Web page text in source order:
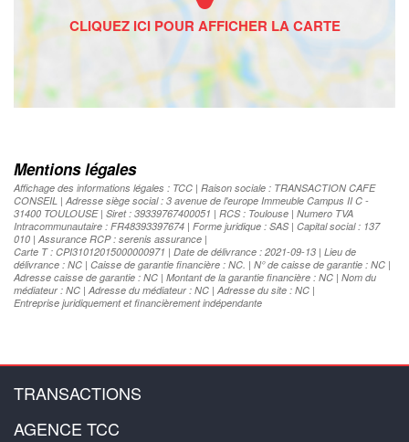
Mentions légales
Affichage des informations légales : TCC | Raison sociale : TRANSACTION CAFE
CONSEIL | Adresse siège social : 3 avenue de l'europe Immeuble Campus II C -
31400 TOULOUSE | Siret : 39339767400051 | RCS : Toulouse | Numero TVA
Intracommunautaire : FR48393397674 | Forme juridique : SAS | Capital social : 137
010 | Assurance RCP : serenis assurance |
Carte T : CPI31012015000000971 | Date de délivrance : 2021-09-13 | Lieu de
délivrance : NC | Caisse de garantie financière : NC. | N° de caisse de garantie : NC |
Adresse caisse de garantie : NC | Montant de la garantie financière : NC | Nom du
médiateur : NC | Adresse du médiateur : NC | Adresse du site : NC |
Entreprise juridiquement et financièrement indépendante
TRANSACTIONS
AGENCE TCC